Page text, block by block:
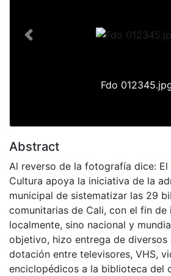
Fdo
Previous
Abstract
Al reverso de la fotografía dice:
Cultura apoya la iniciativa de la
municipal de sistematizar las 29
comunitarias de Cali, con el fin de
localmente, sino nacional y
objetivo, hizo entrega de diversos
dotación entre televisores, VHS,
enciclopédicos a la biblioteca del